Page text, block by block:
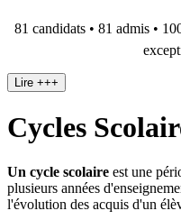
81 candidats • 81 admis •
Lire +++
Cycles
Un cycle scolaire est une
plusieurs années
l'évolution des acquis d'un